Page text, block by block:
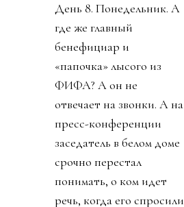
День 8. Понедельник. А
где же главный
бенефициар и
«папочка» лысого из
ФИФА? А он не
отвечает на звонки. А на
пресс-конференции
заседатель в белом доме
срочно перестал
понимать, о ком идет
речь, когда его спросили